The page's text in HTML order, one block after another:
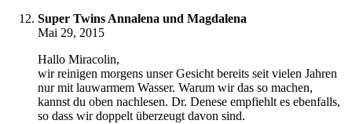
Super Twins Annalena und Magdalena
Mai 29, 2015
Hallo Miracolin,
wir reinigen morgens unser Gesicht bereits seit vielen Jahren
nur mit lauwarmem Wasser. Warum wir das so machen,
kannst du oben nachlesen. Dr. Denese empfiehlt es ebenfalls,
so dass wir doppelt überzeugt davon sind.